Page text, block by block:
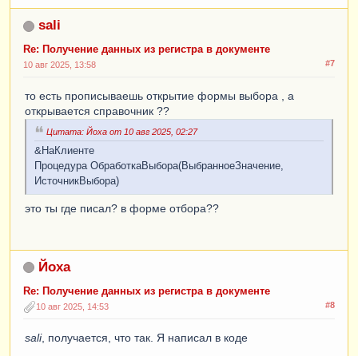
sali
Re: Получение данных из регистра в документе
#7
10 авг 2025, 13:58
то есть прописываешь открытие формы выбора , а
открывается справочник ??
Цитата: Йоха от 10 авг 2025, 02:27
&НаКлиенте
Процедура ОбработкаВыбора(ВыбранноеЗначение,
ИсточникВыбора)
это ты где писал? в форме отбора??
Йоха
Re: Получение данных из регистра в документе
#8
10 авг 2025, 14:53
sali, получается, что так. Я написал в коде